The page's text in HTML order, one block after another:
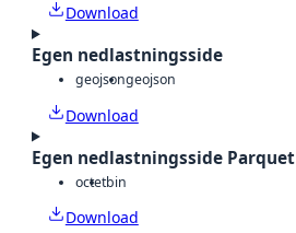
Download
Egen nedlastningsside
geojsongeojson
Download
Egen nedlastningsside Parquet
octetbin
Download